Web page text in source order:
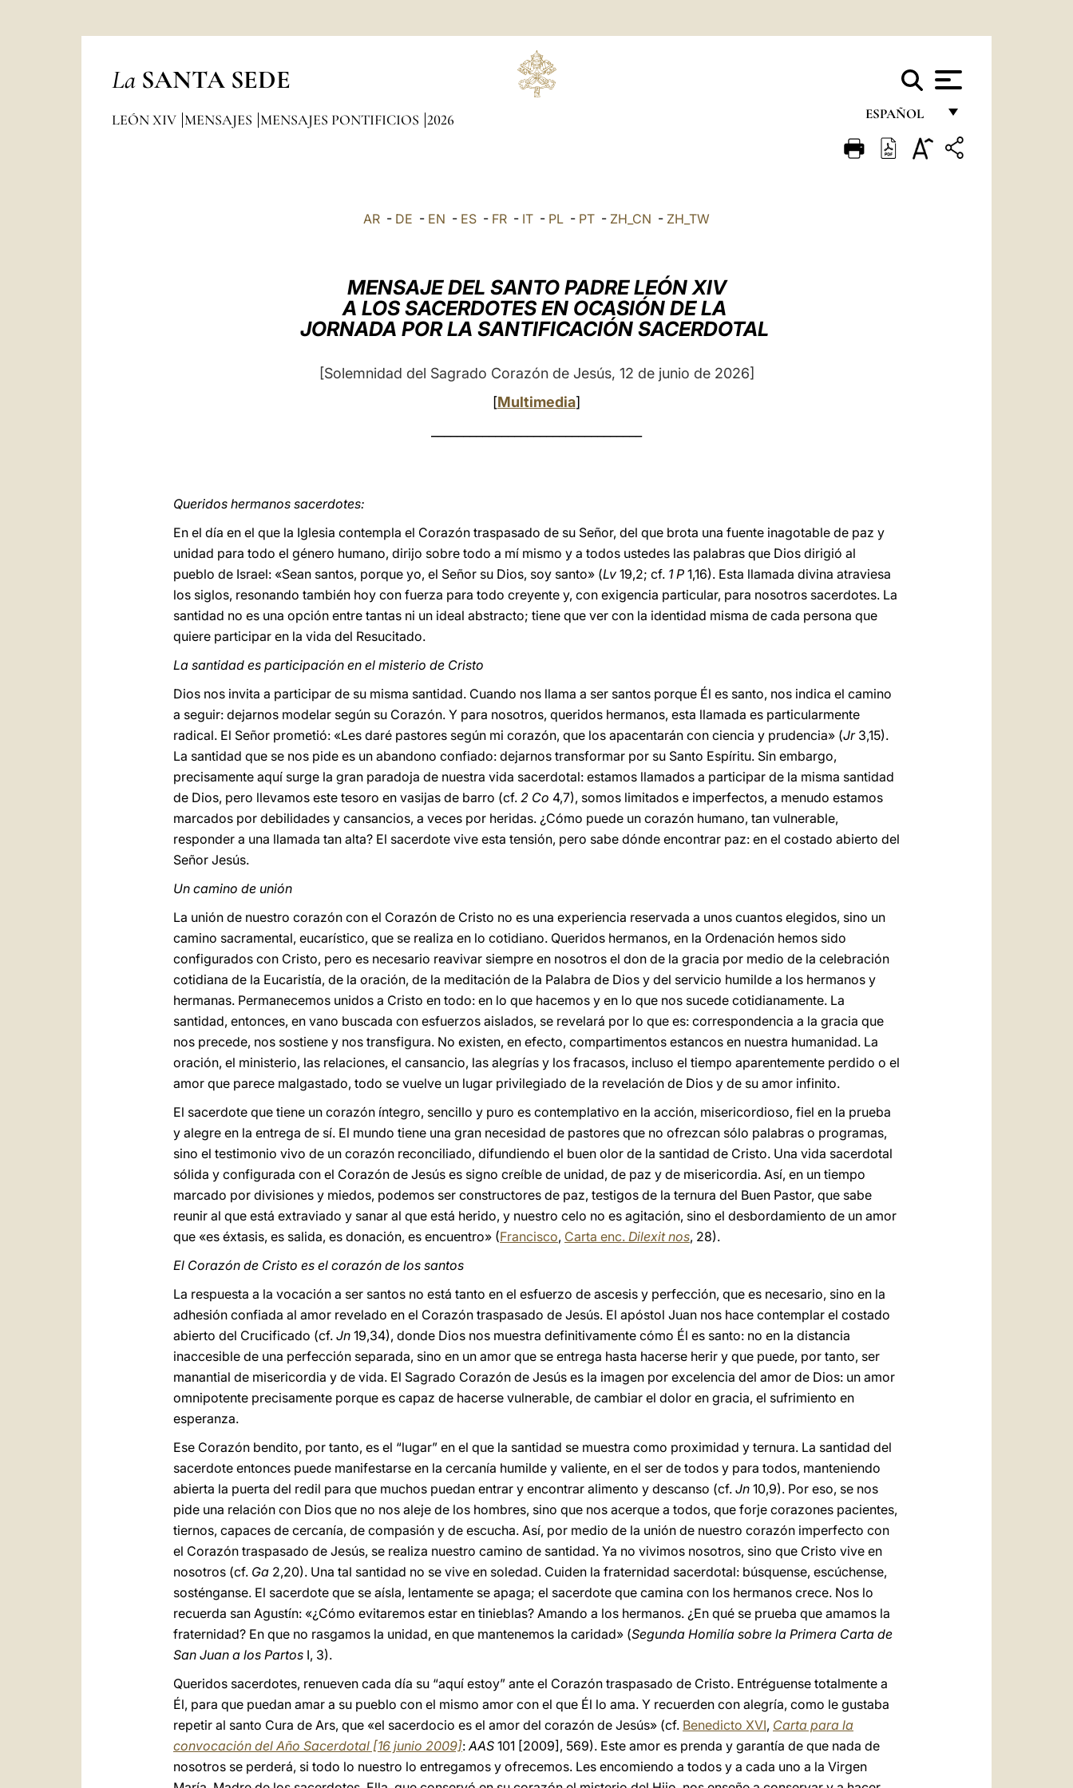
La SANTA SEDE
ESPAÑOL
FRANÇAIS
LEÓN XIV MENSAJES MENSAJES PONTIFICIOS 2026
AR - DE - EN - ES - FR - IT - PL - PT - ZH_CN - ZH_TW
MENSAJE DEL SANTO PADRE LEÓN XIV
A LOS SACERDOTES EN OCASIÓN DE LA
JORNADA POR LA SANTIFICACIÓN SACERDOTAL
[Solemnidad del Sagrado Corazón de Jesús, 12 de junio de 2026]
[Multimedia]
Queridos hermanos sacerdotes:
En el día en el que la Iglesia contempla el Corazón traspasado de su Señor, del que brota una fuente inagotable de paz y
unidad para todo el género humano, dirijo sobre todo a mí mismo y a todos ustedes las palabras que Dios dirigió al
pueblo de Israel: «Sean santos, porque yo, el Señor su Dios, soy santo» (Lv 19,2; cf. 1 P 1,16). Esta llamada divina atraviesa
los siglos, resonando también hoy con fuerza para todo creyente y, con exigencia particular, para nosotros sacerdotes. La
santidad no es una opción entre tantas ni un ideal abstracto; tiene que ver con la identidad misma de cada persona que
quiere participar en la vida del Resucitado.
La santidad es participación en el misterio de Cristo
Dios nos invita a participar de su misma santidad. Cuando nos llama a ser santos porque Él es santo, nos indica el camino
a seguir: dejarnos modelar según su Corazón. Y para nosotros, queridos hermanos, esta llamada es particularmente
radical. El Señor prometió: «Les daré pastores según mi corazón, que los apacentarán con ciencia y prudencia» (Jr3,15).
La santidad que se nos pide es un abandono confiado: dejarnos transformar por su Santo Espíritu. Sin embargo,
precisamente aquí surge la gran paradoja de nuestra vida sacerdotal: estamos llamados a participar de la misma santidad
de Dios, pero llevamos este tesoro en vasijas de barro (cf. 2 Co 4,7), somos limitados e imperfectos, a menudo estamos
marcados por debilidades y cansancios, a veces por heridas. ¿Cómo puede un corazón humano, tan vulnerable,
responder a una llamada tan alta? El sacerdote vive esta tensión, pero sabe dónde encontrar paz: en el costado abierto del
Señor Jesús.
Un camino de unión
La unión de nuestro corazón con el Corazón de Cristo no es una experiencia reservada a unos cuantos elegidos, sino un
camino sacramental, eucarístico, que se realiza en lo cotidiano. Queridos hermanos, en la Ordenación hemos sido
configurados con Cristo, pero es necesario reavivar siempre en nosotros el don de la gracia por medio de la celebración
cotidiana de la Eucaristía, de la oración, de la meditación de la Palabra de Dios y del servicio humilde a los hermanos y
hermanas. Permanecemos unidos a Cristo en todo: en lo que hacemos y en lo que nos sucede cotidianamente. La
santidad, entonces, en vano buscada con esfuerzos aislados, se revelará por lo que es: correspondencia a la gracia que
nos precede, nos sostiene y nos transfigura. No existen, en efecto, compartimentos estancos en nuestra humanidad. La
oración, el ministerio, las relaciones, el cansancio, las alegrías y los fracasos, incluso el tiempo aparentemente perdido o el
amor que parece malgastado, todo se vuelve un lugar privilegiado de la revelación de Dios y de su amor infinito.
El sacerdote que tiene un corazón íntegro, sencillo y puro es contemplativo en la acción, misericordioso, fiel en la prueba
y alegre en la entrega de sí. El mundo tiene una gran necesidad de pastores que no ofrezcan sólo palabras o programas,
sino el testimonio vivo de un corazón reconciliado, difundiendo el buen olor de la santidad de Cristo. Una vida sacerdotal
sólida y configurada con el Corazón de Jesús es signo creíble de unidad, de paz y de misericordia. Así, en un tiempo
marcado por divisiones y miedos, podemos ser constructores de paz, testigos de la ternura del Buen Pastor, que sabe
reunir al que está extraviado y sanar al que está herido, y nuestro celo no es agitación, sino el desbordamiento de un amor
que «es éxtasis, es salida, es donación, es encuentro» (Francisco, Carta enc. Dilexit nos, 28).
El Corazón de Cristo es el corazón de los santos
La respuesta a la vocación a ser santos no está tanto en el esfuerzo de ascesis y perfección, que es necesario, sino en la
adhesión confiada al amor revelado en el Corazón traspasado de Jesús. El apóstol Juan nos hace contemplar el costado
abierto del Crucificado (cf. Jn 19,34), donde Dios nos muestra definitivamente cómo Él es santo: no en la distancia
inaccesible de una perfección separada, sino en un amor que se entrega hasta hacerse herir y que puede, por tanto, ser
manantial de misericordia y de vida. El Sagrado Corazón de Jesús es la imagen por excelencia del amor de Dios: un amor
omnipotente precisamente porque es capaz de hacerse vulnerable, de cambiar el dolor en gracia, el sufrimiento en
esperanza.
Ese Corazón bendito, por tanto, es el “lugar” en el que la santidad se muestra como proximidad y ternura. La santidad del
sacerdote entonces puede manifestarse en la cercanía humilde y valiente, en el ser de todos y para todos, manteniendo
abierta la puerta del redil para que muchos puedan entrar y encontrar alimento y descanso (cf. Jn 10,9). Por eso, se nos
pide una relación con Dios que no nos aleje de los hombres, sino que nos acerque a todos, que forje corazones pacientes,
tiernos, capaces de cercanía, de compasión y de escucha. Así, por medio de la unión de nuestro corazón imperfecto con
el Corazón traspasado de Jesús, se realiza nuestro camino de santidad. Ya no vivimos nosotros, sino que Cristo vive en
nosotros (cf. Ga 2,20). Una tal santidad no se vive en soledad. Cuiden la fraternidad sacerdotal: búsquense, escúchense,
sosténganse. El sacerdote que se aísla, lentamente se apaga; el sacerdote que camina con los hermanos crece. Nos lo
recuerda san Agustín: «¿Cómo evitaremos estar en tinieblas? Amando a los hermanos. ¿En qué se prueba que amamos la
fraternidad? En que no rasgamos la unidad, en que mantenemos la caridad» (Segunda Homilía sobre la Primera Carta de
San Juan a los Partos I, 3).
Queridos sacerdotes, renueven cada día su “aquí estoy” ante el Corazón traspasado de Cristo. Entréguense totalmente a
Él, para que puedan amar a su pueblo con el mismo amor con el que Él lo ama. Y recuerden con alegría, como le gustaba
repetir al santo Cura de Ars, que «el sacerdocio es el amor del corazón de Jesús» (cf. Benedicto XVI, Carta para la
convocación del Año Sacerdotal [16 junio 2009]:AAS 101 [2009], 569). Este amor es prenda y garantía de que nada de
nosotros se perderá, si todo lo nuestro lo entregamos y ofrecemos. Les encomiendo a todos y a cada uno a la Virgen